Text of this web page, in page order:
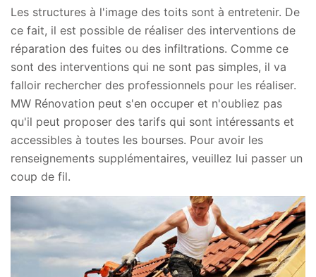
Les structures à l'image des toits sont à entretenir. De
ce fait, il est possible de réaliser des interventions de
réparation des fuites ou des infiltrations. Comme ce
sont des interventions qui ne sont pas simples, il va
falloir rechercher des professionnels pour les réaliser.
MW Rénovation peut s'en occuper et n'oubliez pas
qu'il peut proposer des tarifs qui sont intéressants et
accessibles à toutes les bourses. Pour avoir les
renseignements supplémentaires, veuillez lui passer un
coup de fil.